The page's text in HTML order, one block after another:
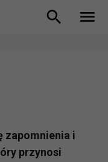
zapomnienia i
przynosi